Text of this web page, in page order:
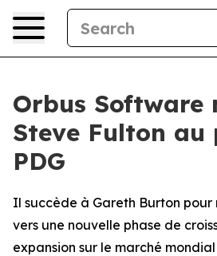
Orbus Software
Steve Fulton au
PDG
Il succède à Gareth Burton pour
vers une nouvelle phase de
expansion sur le marché mondial